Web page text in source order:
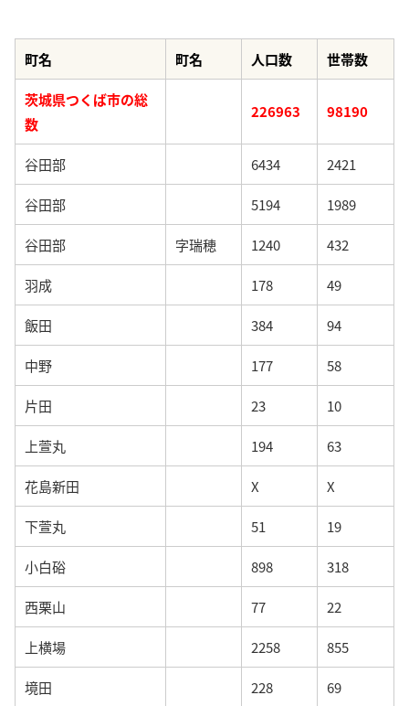
町名 町名 人口数 世帯数
茨城県つくば市の総
数
226963 98190
谷田部 6434 2421
谷田部 5194 1989
谷田部 字瑞穂 1240 432
羽成 178 49
飯田 384 94
中野 177 58
片田 23 10
上萱丸 194 63
花島新田 X X
下萱丸 51 19
小白硲 898 318
西栗山 77 22
上横場 2258 855
境田 228 69